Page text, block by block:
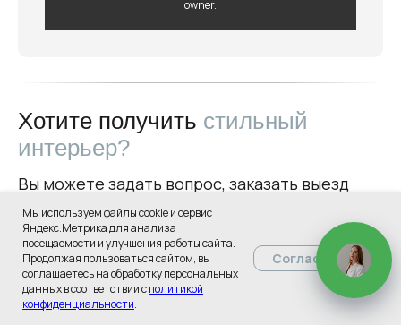
owner.
Хотите получить стильный
интерьер?
Вы можете задать вопрос, заказать выезд
Мы используем файлы cookie и сервис
Яндекс.Метрика для анализа
посещаемости и улучшения работы сайта.
Продолжая пользоваться сайтом, вы
соглашаетесь на обработку персональных
данных в соответствии сполитикой
конфиденциальности.
Согласиться